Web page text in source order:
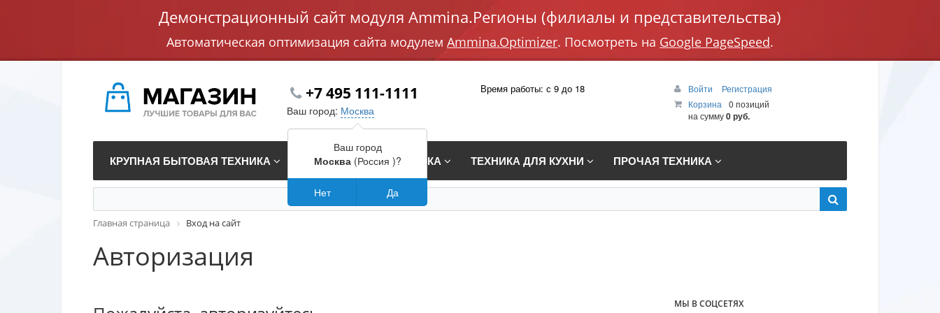
Демонстрационный сайт модуля Ammina.Регионы (филиалы и представительства)
Автоматическая оптимизация сайта модулем Ammina.Optimizer. Посмотреть на Google PageSpeed.
+7 495 111-1111
Ваш город: Москва
Время работы: с 9 до 18 Войти
Регистрация
Корзина
0 позиций
на сумму0 руб.
КРУПНАЯ БЫТОВАЯ ТЕХНИКА ВСТРАИВАЕМАЯ ТЕХНИКА ТЕХНИКА ДЛЯ КУХНИ ПРОЧАЯ ТЕХНИКА
Главная страница Вход на сайт
Авторизация
МЫ В СОЦСЕТЯХ
Ваш город
Москва(Россия )?
Нет Да